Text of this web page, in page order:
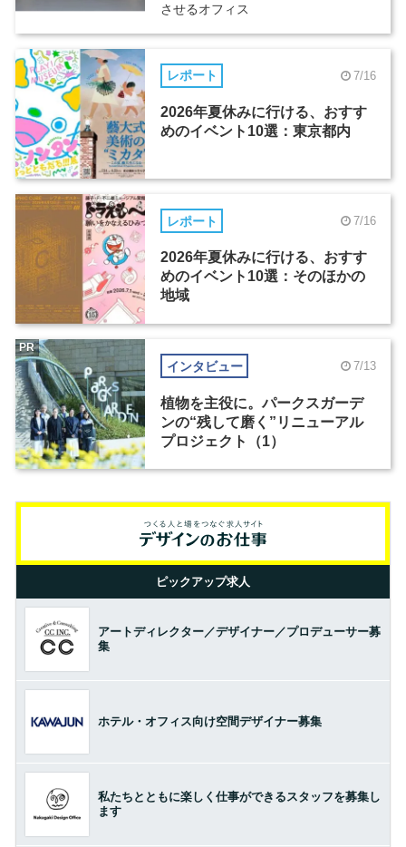
させるオフィス
レポート 7/16
2026年夏休みに行ける、おすす
めのイベント10選：東京都内
レポート 7/16
2026年夏休みに行ける、おすす
めのイベント10選：そのほかの
地域
インタビュー 7/13
植物を主役に。パークスガーデ
ンの“残して磨く”リニューアル
プロジェクト（1）
PR
ピックアップ求人
アートディレクター／デザイナー／プロデューサー募
集
ホテル・オフィス向け空間デザイナー募集
私たちとともに楽しく仕事ができるスタッフを募集し
ます